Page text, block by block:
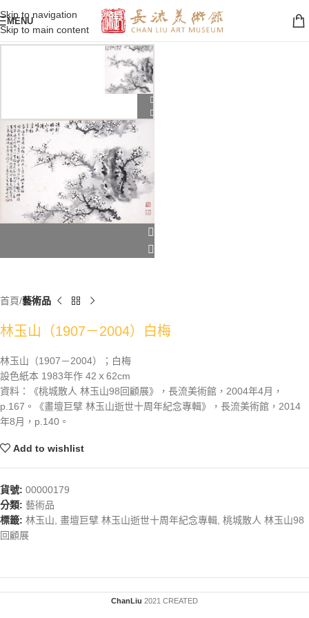
Skip to navigation
Skip to main content
MENU
首頁 藝術品
林玉山（1907－2004）白梅
林玉山（1907－2004）；白梅
設色紙本 1983年作 42ｘ62cm
資料：《桃城散人 林玉山98回顧展》，長流美術館，2004年4月，
p.167。《畫壇巨擘 林玉山逝世十周年紀念專輯》，長流美術館，2014
年8月，p.140。
Add to wishlist
貨號: 00000179
分類: 藝術品
標籤: 林玉山, 畫壇巨擘 林玉山逝世十周年紀念專輯, 桃城散人 林玉山98
回顧展
ChanLiu 2021 CREATED